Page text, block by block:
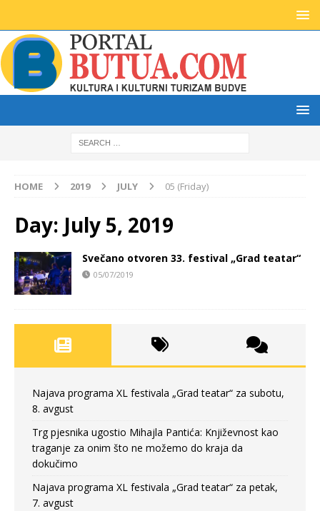
HOME 2019 JULY 05 (Friday)
Day: July 5, 2019
Svečano otvoren 33. festival „Grad teatar“
05/07/2019
Najava programa XL festivala „Grad teatar“ za subotu,
8. avgust
Trg pjesnika ugostio Mihajla Pantića: Književnost kao
traganje za onim što ne možemo do kraja da
dokučimo
Najava programa XL festivala „Grad teatar“ za petak,
7. avgust